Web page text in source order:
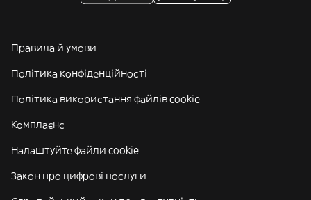
Правила й умови
Політика конфіденційності
Політика використання файлів cookie
Комплаєнс
Налаштуйте файли cookie
Закон про цифрові послуги